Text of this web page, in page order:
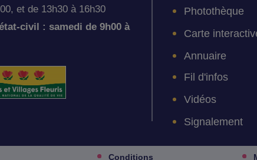
et de 13h30 à 16h30
civil : samedi de 9h00 à
Photothèque
Carte
Annuaire
Fil d'infos
Vidéos
Signalement
Conditions